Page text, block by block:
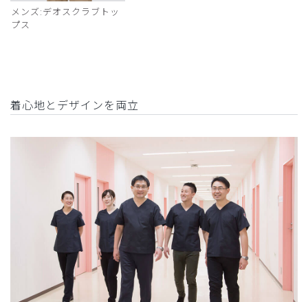
メンズ:デオスクラブトッ
プス
着心地とデザインを両立